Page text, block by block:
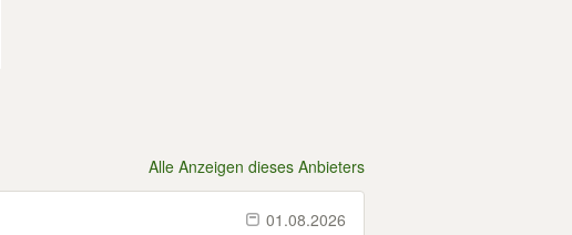
Alle Anzeigen dieses Anbieters
01.08.2026